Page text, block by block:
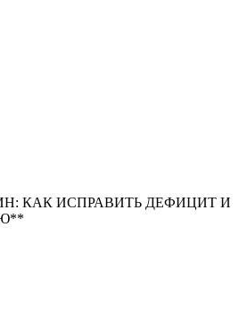
КАК ИСПРАВИТЬ ДЕФИЦИТ И